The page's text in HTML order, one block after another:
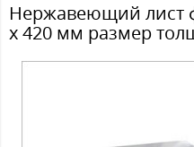
Нержавеющий лист
х 420 мм размер